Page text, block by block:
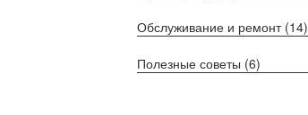
Обслуживание и ремонт (14)
Полезные советы (6)